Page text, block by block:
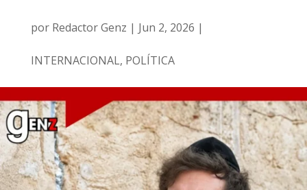
por Redactor Genz | Jun 2, 2026 |
INTERNACIONAL, POLÍTICA